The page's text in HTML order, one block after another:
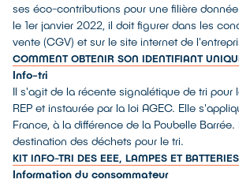
ses éco-contributions pour une filière
le 1er janvier 2022, il doit figurer dans les
vente (CGV) et sur le site internet de
COMMENT OBTENIR SON IDENTIFIANT
Info-tri
Il s'agit de la récente signalétique de tri pour
REP et instaurée par la loi AGEC. Elle
France, à la différence de la Poubelle Barrée.
destination des déchets pour le tri.
KIT INFO-TRI DES EEE, LAMPES ET BATTERIES
Information du consommateur